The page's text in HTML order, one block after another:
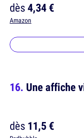
dès4,34 €
Amazon
Une affiche
dès11,5 €